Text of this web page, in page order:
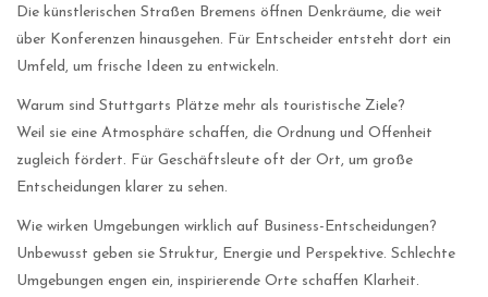
Die künstlerischen Straßen Bremens öffnen Denkräume, die weit
über Konferenzen hinausgehen. Für Entscheider entsteht dort ein
Umfeld, um frische Ideen zu entwickeln.
Warum sind Stuttgarts Plätze mehr als touristische Ziele?
Weil sie eine Atmosphäre schaffen, die Ordnung und Offenheit
zugleich fördert. Für Geschäftsleute oft der Ort, um große
Entscheidungen klarer zu sehen.
Wie wirken Umgebungen wirklich auf Business-Entscheidungen?
Unbewusst geben sie Struktur, Energie und Perspektive. Schlechte
Umgebungen engen ein, inspirierende Orte schaffen Klarheit.